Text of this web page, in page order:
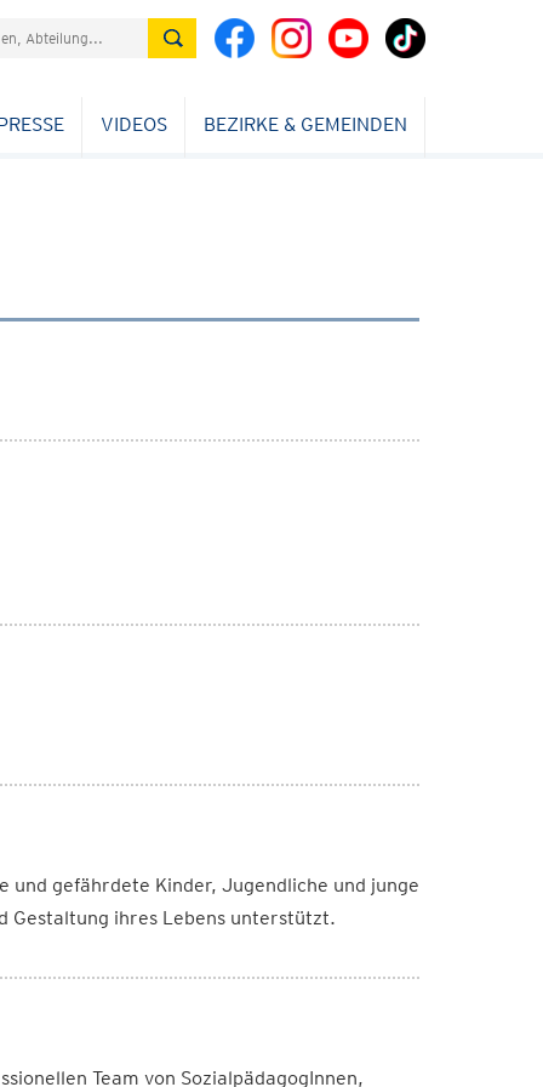
VIDEOS BEZIRKE & GEMEINDEN
und gefährdete Kinder, Jugendliche und junge
Gestaltung ihres Lebens unterstützt.
Team von SozialpädagogInnen,